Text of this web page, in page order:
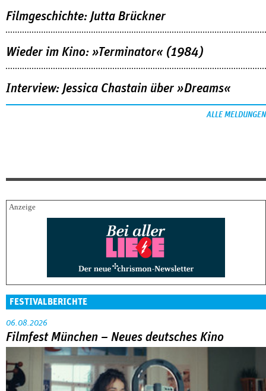
Filmgeschichte: Jutta Brückner
Wieder im Kino: »Terminator« (1984)
Interview: Jessica Chastain über »Dreams«
ALLE MELDUNGEN
FESTIVALBERICHTE
06.08.2026
Filmfest München – Neues deutsches Kino